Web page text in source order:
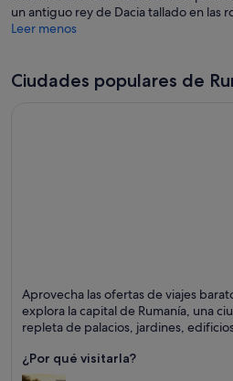
un antiguo rey de Dacia tallado en las
Leer menos
Ciudades populares de
Puntos fuertes: Patrimonio
Museos
Aprovecha las ofertas de viajes
explora la capital de Rumanía, una
repleta de palacios, jardines,
¿Por qué visitarla?